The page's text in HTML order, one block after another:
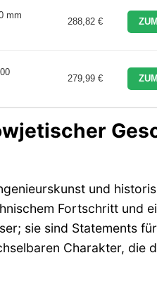
mm
288,82 €
279,99 €
und
Fortschritt und
sie sind Statements
Charakter, die